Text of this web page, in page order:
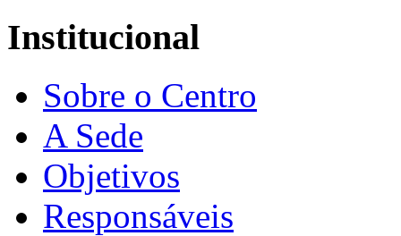
Institucional
Sobre o Centro
A Sede
Objetivos
Responsáveis